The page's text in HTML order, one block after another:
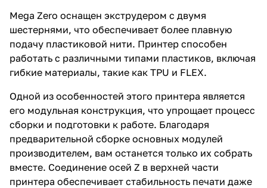
Mega Zero оснащен экструдером с двумя
шестернями, что обеспечивает более плавную
подачу пластиковой нити. Принтер способен
работать с различными типами пластиков, включая
гибкие материалы, такие как TPU и FLEX.
Одной из особенностей этого принтера является
его модульная конструкция, что упрощает процесс
сборки и подготовки к работе. Благодаря
предварительной сборке основных модулей
производителем, вам останется только их собрать
вместе. Соединение осей Z в верхней части
принтера обеспечивает стабильность печати даже